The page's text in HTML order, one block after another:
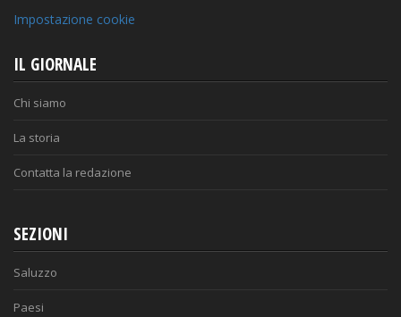
Impostazione cookie
IL GIORNALE
Chi siamo
La storia
Contatta la redazione
SEZIONI
Saluzzo
Paesi